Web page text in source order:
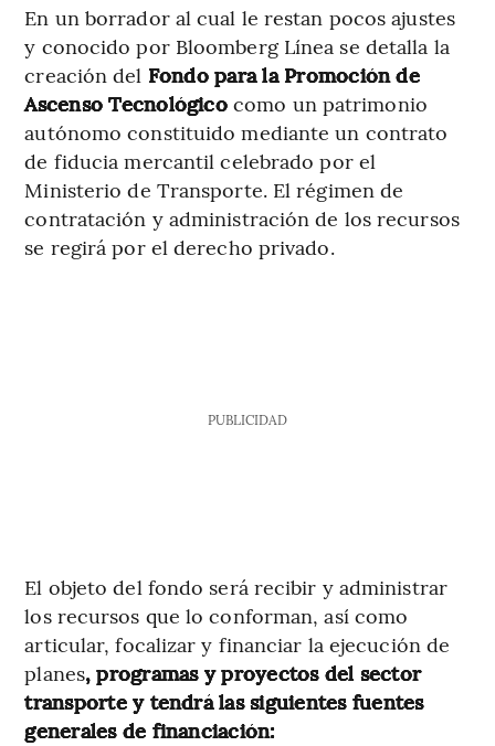
En un borrador al cual le restan pocos ajustes
y conocido por Bloomberg Línea se detalla la
creación del Fondo para la Promoción de
Ascenso Tecnológicocomo un patrimonio
autónomo constituido mediante un contrato
de fiducia mercantil celebrado por el
Ministerio de Transporte. El régimen de
contratación y administración de los recursos
se regirá por el derecho privado.
PUBLICIDAD
El objeto del fondo será recibir y administrar
los recursos que lo conforman, así como
articular, focalizar y financiar la ejecución de
planes, programas y proyectos del sector
transporte y tendrá las siguientes fuentes
generales de financiación: